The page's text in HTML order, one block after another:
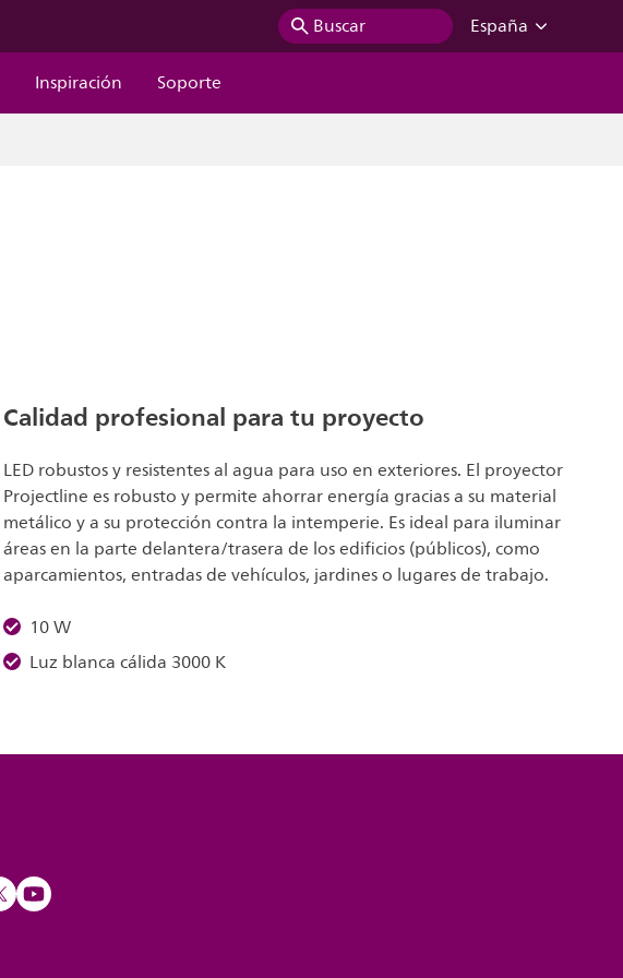
Buscar
España
Inspiración Soporte
Calidad profesional para tu proyecto
LED robustos y resistentes al agua para uso en exteriores. El proyector
Projectline es robusto y permite ahorrar energía gracias a su material
metálico y a su protección contra la intemperie. Es ideal para iluminar
áreas en la parte delantera/trasera de los edificios (públicos), como
aparcamientos, entradas de vehículos, jardines o lugares de trabajo.
10 W
Luz blanca cálida 3000 K